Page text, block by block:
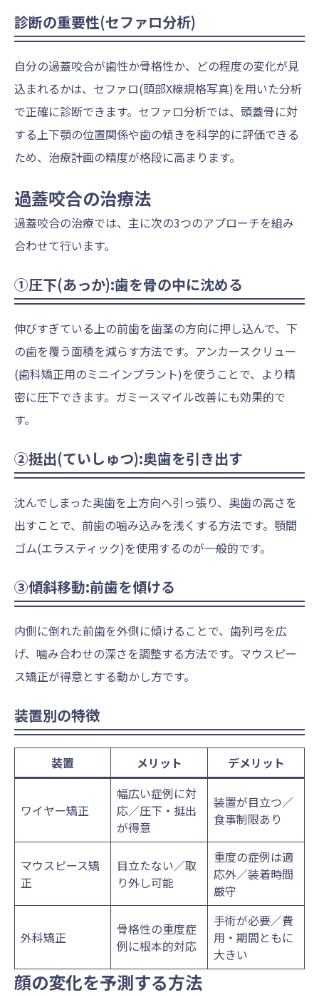
診断の重要性(セファロ分析)
自分の過蓋咬合が歯性か骨格性か、どの程度の変化が見
込まれるかは、セファロ(頭部X線規格写真)を用いた分析
で正確に診断できます。セファロ分析では、頭蓋骨に対
する上下顎の位置関係や歯の傾きを科学的に評価できる
ため、治療計画の精度が格段に高まります。
過蓋咬合の治療法
過蓋咬合の治療では、主に次の3つのアプローチを組み
合わせて行います。
①圧下(あっか):歯を骨の中に沈める
伸びすぎている上の前歯を歯茎の方向に押し込んで、下
の歯を覆う面積を減らす方法です。アンカースクリュー
(歯科矯正用のミニインプラント)を使うことで、より精
密に圧下できます。ガミースマイル改善にも効果的で
す。
②挺出(ていしゅつ):奥歯を引き出す
沈んでしまった奥歯を上方向へ引っ張り、奥歯の高さを
出すことで、前歯の噛み込みを浅くする方法です。顎間
ゴム(エラスティック)を使用するのが一般的です。
③傾斜移動:前歯を傾ける
内側に倒れた前歯を外側に傾けることで、歯列弓を広
げ、噛み合わせの深さを調整する方法です。マウスピー
ス矯正が得意とする動かし方です。
装置別の特徴
装置 メリット デメリット
ワイヤー矯正
幅広い症例に対
応／圧下・挺出
が得意
装置が目立つ／
食事制限あり
マウスピース矯
正
目立たない／取
り外し可能
重度の症例は適
応外／装着時間
厳守
外科矯正
骨格性の重度症
例に根本的対応
手術が必要／費
用・期間ともに
大きい
顔の変化を予測する方法